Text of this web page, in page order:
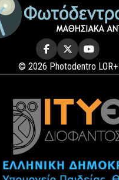
© 2026 Photodentro LOR+